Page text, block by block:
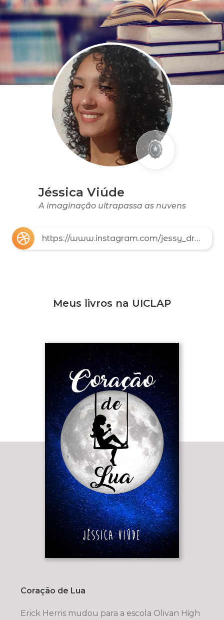
Jéssica Viúde
A imaginação ultrapassa as nuvens
https://www.instagram.com/jessy_drawings_/?hl=pt-br
Meus livros na UICLAP
Coração de Lua
Erick Herris mudou para a escola Olivan High